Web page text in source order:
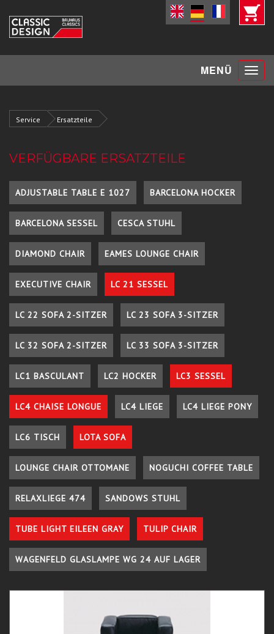
MENÜ Toggle
Service Ersatzteile
VERFÜGBARE ERSATZTEILE
ADJUSTABLE TABLE E 1027 BARCELONA HOCKER
BARCELONA SESSEL CESCA STUHL
DIAMOND CHAIR EAMES LOUNGE CHAIR
EXECUTIVE CHAIR LC 21 SESSEL
LC 22 SOFA 2-SITZER LC 23 SOFA 3-SITZER
LC 32 SOFA 2-SITZER LC 33 SOFA 3-SITZER
LC1 BASCULANT LC2 HOCKER LC3 SESSEL
LC4 CHAISE LONGUE LC4 LIEGE LC4 LIEGE PONY
LC6 TISCH LOTA SOFA
LOUNGE CHAIR OTTOMANE NOGUCHI COFFEE TABLE
RELAXLIEGE 474 SANDOWS STUHL
TUBE LIGHT EILEEN GRAY TULIP CHAIR
WAGENFELD GLASLAMPE WG 24 AUF LAGER